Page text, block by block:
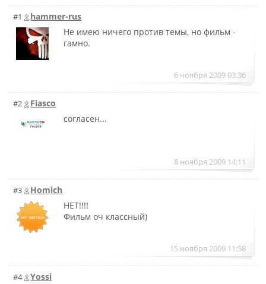
#1
hammer-rus
Не имею ничего против темы, но фильм -
гамно.
6 ноября 2009 03:36
#2
Fiasco
согласен...
8 ноября 2009 14:11
#3
Homich
НЕТ!!!!
Фильм оч классный)
15 ноября 2009 11:58
#4
Yossi